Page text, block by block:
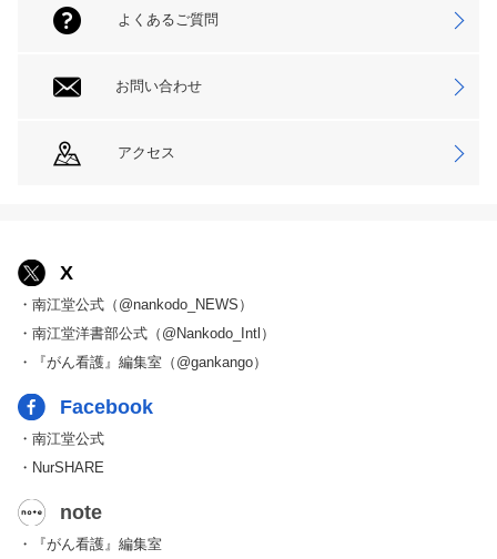
よくあるご質問
お問い合わせ
アクセス
X
・南江堂公式（@nankodo_NEWS）
・南江堂洋書部公式（@Nankodo_Intl）
・『がん看護』編集室（@gankango）
Facebook
・南江堂公式
・NurSHARE
note
・『がん看護』編集室